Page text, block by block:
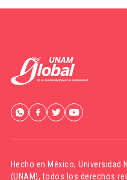
Hecho en México,Universidad
(UNAM), todos los derechos